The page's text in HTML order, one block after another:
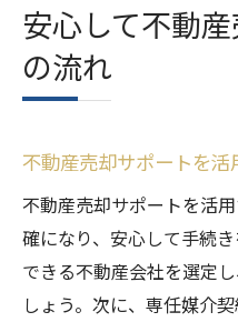
安心して不動
の流れ
不動産売却サポートを
不動産売却サポートを活
確になり、安心して手続
できる不動産会社を選定
しょう。次に、専任媒介